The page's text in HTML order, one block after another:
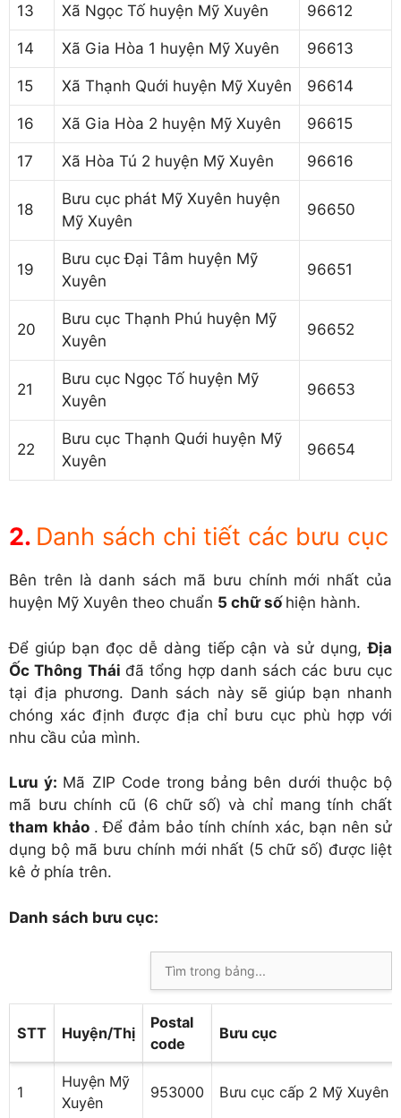
13 Xã Ngọc Tố huyện Mỹ Xuyên 96612
14 Xã Gia Hòa 1 huyện Mỹ Xuyên 96613
15 Xã Thạnh Quới huyện Mỹ Xuyên 96614
16 Xã Gia Hòa 2 huyện Mỹ Xuyên 96615
17 Xã Hòa Tú 2 huyện Mỹ Xuyên 96616
18
Bưu cục phát Mỹ Xuyên huyện
Mỹ Xuyên
96650
19
Bưu cục Đại Tâm huyện Mỹ
Xuyên
96651
20
Bưu cục Thạnh Phú huyện Mỹ
Xuyên
96652
21
Bưu cục Ngọc Tố huyện Mỹ
Xuyên
96653
22
Bưu cục Thạnh Quới huyện Mỹ
Xuyên
96654
Danh sách chi tiết các bưu cục
Bên trên là danh sách mã bưu chính mới nhất của
huyện Mỹ Xuyên theo chuẩn 5 chữ số hiện hành.
Để giúp bạn đọc dễ dàng tiếp cận và sử dụng,Địa
Ốc Thông Thái đã tổng hợp danh sách các bưu cục
tại địa phương. Danh sách này sẽ giúp bạn nhanh
chóng xác định được địa chỉ bưu cục phù hợp với
nhu cầu của mình.
Lưu ý: Mã ZIP Code trong bảng bên dưới thuộc bộ
mã bưu chính cũ (6 chữ số) và chỉ mang tính chất
tham khảo . Để đảm bảo tính chính xác, bạn nên sử
dụng bộ mã bưu chính mới nhất (5 chữ số) được liệt
kê ở phía trên.
Danh sách bưu cục:
STT Huyện/Thị
Postal
code
Bưu cục
1
Huyện Mỹ
Xuyên
953000 Bưu cục cấp 2 Mỹ Xuyên